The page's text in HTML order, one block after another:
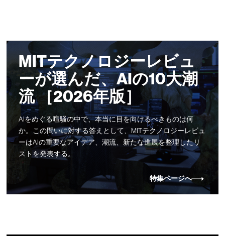
MITテクノロジーレビュ
ーが選んだ、AIの10大潮
流 ［2026年版］
AIをめぐる喧騒の中で、本当に目を向けるべきものは何
か。この問いに対する答えとして、MITテクノロジーレビュ
ーはAIの重要なアイデア、潮流、新たな進展を整理したリ
ストを発表する。
特集ページへ